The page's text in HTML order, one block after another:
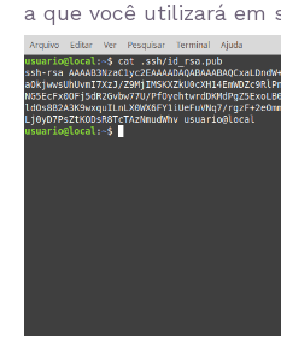
a que você utilizará em